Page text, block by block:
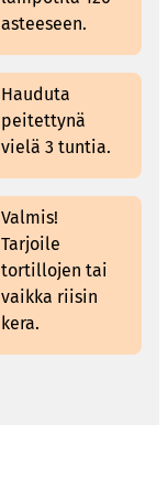
asteeseen.
Hauduta
peitettynä
vielä 3 tuntia.
Valmis!
Tarjoile
tortillojen tai
vaikka riisin
kera.